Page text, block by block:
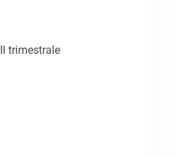
Il trimestrale